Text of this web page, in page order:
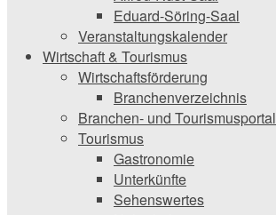
Eduard-Söring-Saal
Veranstaltungskalender
Wirtschaft & Tourismus
Wirtschaftsförderung
Branchenverzeichnis
Branchen- und Tourismusportal
Tourismus
Gastronomie
Unterkünfte
Sehenswertes